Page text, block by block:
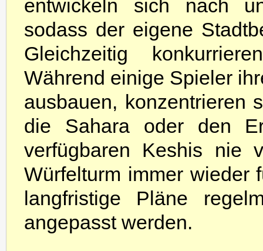
entwickeln sich nach
sodass der eigene
Gleichzeitig
Während einige Spieler
ausbauen, konzentrieren
die Sahara oder den
verfügbaren Keshis nie
Würfelturm immer wieder
langfristige Pläne
angepasst werden.